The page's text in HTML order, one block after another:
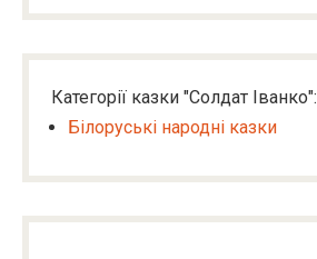
Категорії казки "Солдат Іванко":
Білоруські народні казки